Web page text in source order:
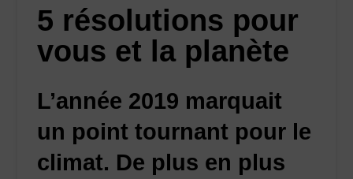
5 résolutions pour
vous et la planète
L’année 2019 marquait
un point tournant pour le
climat. De plus en plus